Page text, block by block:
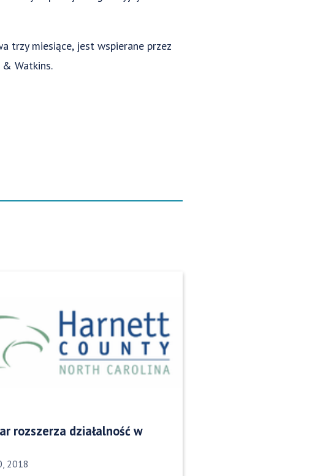
trzy miesiące, jest wspierane przez
Watkins.
rozszerza działalność w
2018